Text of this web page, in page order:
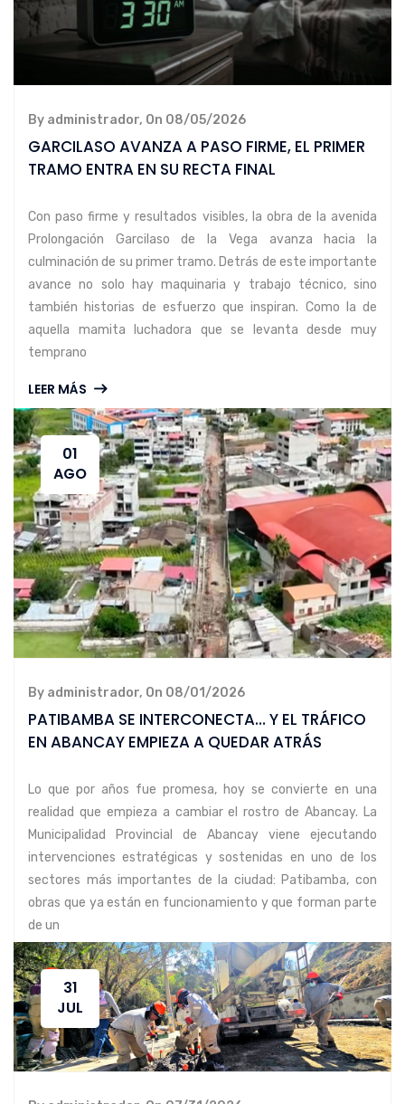
By administrador, On 08/05/2026
GARCILASO AVANZA A PASO FIRME, EL PRIMER
TRAMO ENTRA EN SU RECTA FINAL
Con paso firme y resultados visibles, la obra de la avenida
Prolongación Garcilaso de la Vega avanza hacia la
culminación de su primer tramo. Detrás de este importante
avance no solo hay maquinaria y trabajo técnico, sino
también historias de esfuerzo que inspiran. Como la de
aquella mamita luchadora que se levanta desde muy
temprano
LEER MÁS
01
AGO
By administrador, On 08/01/2026
PATIBAMBA SE INTERCONECTA… Y EL TRÁFICO
EN ABANCAY EMPIEZA A QUEDAR ATRÁS
Lo que por años fue promesa, hoy se convierte en una
realidad que empieza a cambiar el rostro de Abancay. La
Municipalidad Provincial de Abancay viene ejecutando
intervenciones estratégicas y sostenidas en uno de los
sectores más importantes de la ciudad: Patibamba, con
obras que ya están en funcionamiento y que forman parte
de un
LEER MÁS
31
JUL